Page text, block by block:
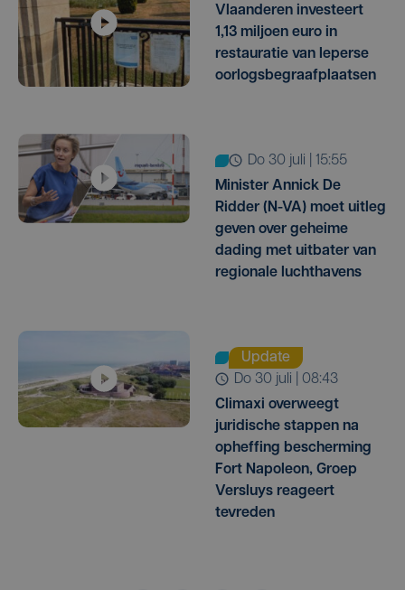
Vlaanderen investeert
1,13 miljoen euro in
restauratie van Ieperse
oorlogsbegraafplaatsen
do 30 juli | 15:55
Minister Annick De
Ridder (N-VA) moet uitleg
geven over geheime
dading met uitbater van
regionale luchthavens
Update
do 30 juli | 08:43
Climaxi overweegt
juridische stappen na
opheffing bescherming
Fort Napoleon, Groep
Versluys reageert
tevreden